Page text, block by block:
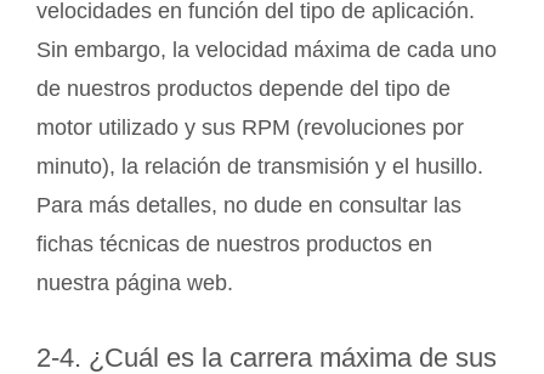
velocidades en función del tipo de aplicación.
Sin embargo, la velocidad máxima de cada uno
de nuestros productos depende del tipo de
motor utilizado y sus RPM (revoluciones por
minuto), la relación de transmisión y el husillo.
Para más detalles, no dude en consultar las
fichas técnicas de nuestros productos en
nuestra página web.
2-4. ¿Cuál es la carrera máxima de sus